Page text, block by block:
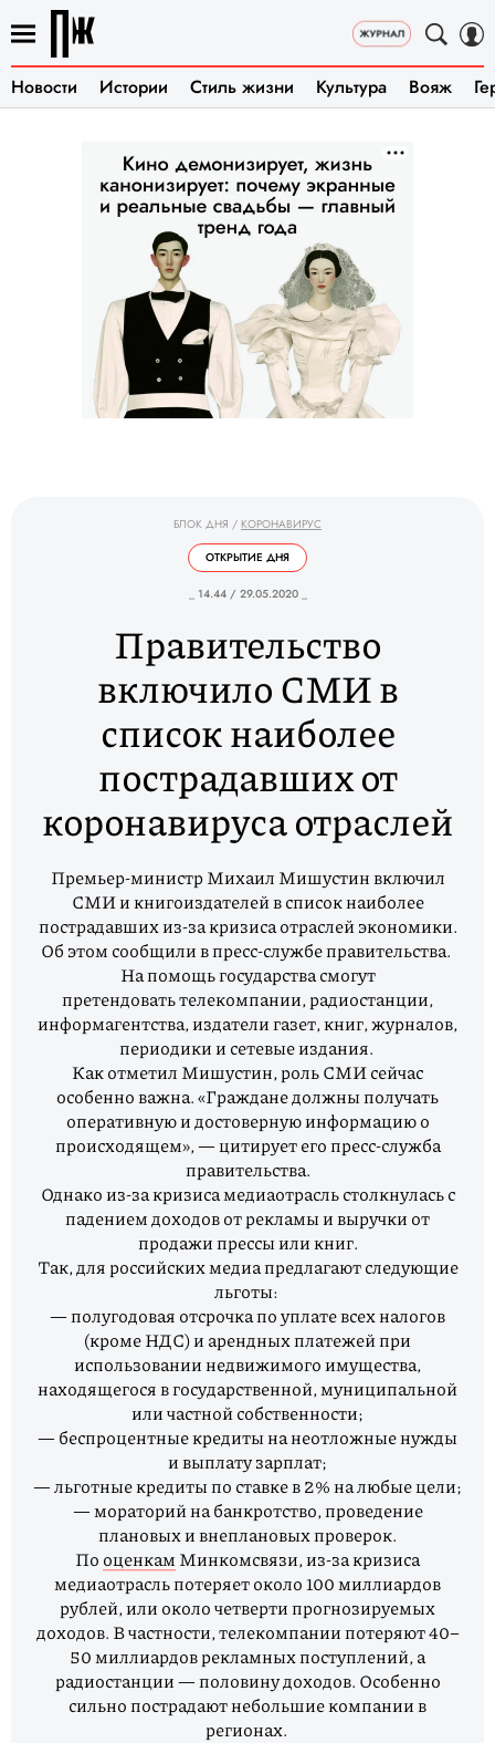
Новости Истории Стиль жизни Культура Вояж
БЛОК ДНЯ / КОРОНАВИРУС
ОТКРЫТИЕ ДНЯ
_ 14.44 / 29.05.2020 _
Правительство
включило СМИ в
список наиболее
пострадавших от
коронавируса отраслей
Премьер-министр Михаил Мишустин включил
СМИ и книгоиздателей в список наиболее
пострадавших из-за кризиса отраслей экономики.
Об этом сообщили в пресс-службе правительства.
На помощь государства смогут
претендовать телекомпании, радиостанции,
информагентства, издатели газет, книг, журналов,
периодики и сетевые издания.
Как отметил Мишустин, роль СМИ сейчас
особенно важна. «Граждане должны получать
оперативную и достоверную информацию о
происходящем», — цитирует его пресс-служба
правительства.
Однако из-за кризиса медиаотрасль столкнулась с
падением доходов от рекламы и выручки от
продажи прессы или книг.
Так, для российских медиа предлагают следующие
льготы:
— полугодовая отсрочка по уплате всех налогов
(кроме НДС) и арендных платежей при
использовании недвижимого имущества,
находящегося в государственной, муниципальной
или частной собственности;
— беспроцентные кредиты на неотложные нужды
и выплату зарплат;
— льготные кредиты по ставке в 2% на любые цели;
— мораторий на банкротство, проведение
плановых и внеплановых проверок.
По оценкамМинкомсвязи, из-за кризиса
медиаотрасль потеряет около 100 миллиардов
рублей, или около четверти прогнозируемых
доходов. В частности, телекомпании потеряют 40–
50 миллиардов рекламных поступлений, а
радиостанции — половину доходов. Особенно
сильно пострадают небольшие компании в
регионах.